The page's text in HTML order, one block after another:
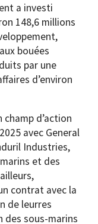
a investi
148,6 millions
bouées
par une
d’environ
d’action
avec General
Industries,
et des
contrat avec la
de leurres
sous-marins